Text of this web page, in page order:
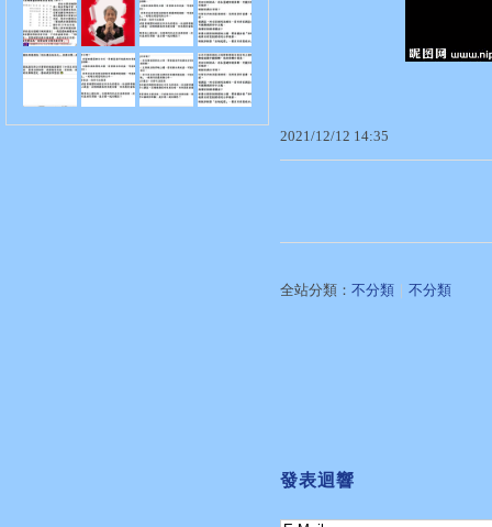
2021/12/12 14:35
全站分類： 不分類 不分類
發表迴響